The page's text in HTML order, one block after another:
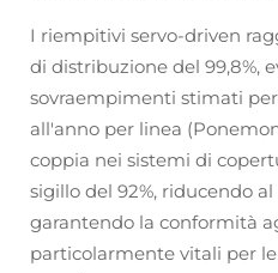
I riempitivi servo-driven
di distribuzione del 99,8%,
sovraempimenti stimati
all'anno per linea
coppia nei sistemi di
sigillo del 92%, riducendo
garantendo la conformità
particolarmente vitali per